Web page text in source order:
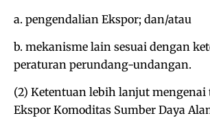
a. pengendalian Ekspor; dan/atau
b. mekanisme lain sesuai dengan
peraturan perundang-undangan.
(2) Ketentuan lebih lanjut mengenai
Ekspor Komoditas Sumber Daya